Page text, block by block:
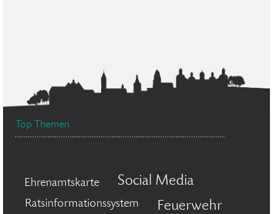
Top Themen
Ehrenamtskarte Social Media
Ratsinformationssystem Feuerwehr